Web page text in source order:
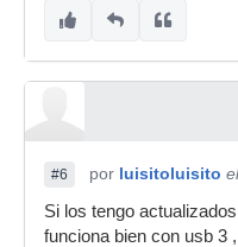
#6 por luisitoluisito
Si los tengo
funciona bien con usb 3